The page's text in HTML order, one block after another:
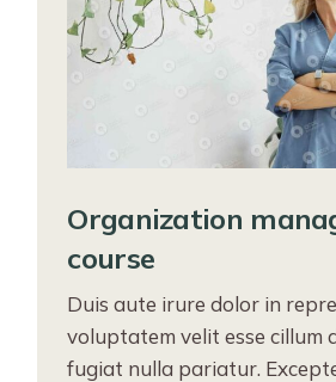
Organization
course
Duis aute irure dolor in
voluptatem velit esse cillum
fugiat nulla pariatur.